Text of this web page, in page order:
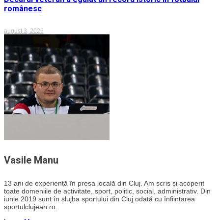
românesc
august 3, 2026
Vasile Manu
13 ani de experiență în presa locală din Cluj. Am scris și acoperit
toate domeniile de activitate, sport, politic, social, administrativ. Din
iunie 2019 sunt în slujba sportului din Cluj odată cu înființarea
sportulclujean.ro.